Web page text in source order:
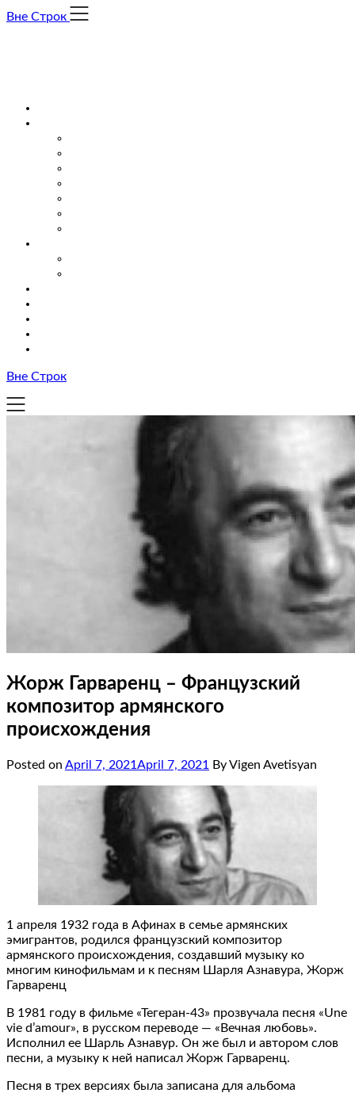
Skip
Вне Строк
Вне Строк
Жорж Гарваренц – Французский
композитор армянского
происхождения
Posted on April 7, 2021 April 7, 2021 By Vigen Avetisyan
1 апреля 1932 года в Афинах в семье армянских
эмигрантов, родился французский композитор
армянского происхождения, создавший музыку ко
многим кинофильмам и к песням Шарля Азнавура, Жорж
Гарваренц
В 1981 году в фильме «Тегеран-43» прозвучала песня «Une
vie d’amour», в русском переводе — «Вечная любовь».
Исполнил ее Шарль Азнавур. Он же был и автором слов
песни, а музыку к ней написал Жорж Гарваренц.
Песня в трех версиях была записана для альбома